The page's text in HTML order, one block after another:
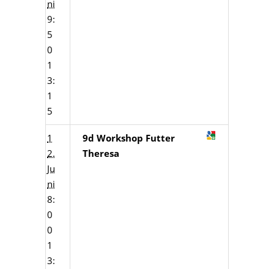
ni
9:
5
0
1
3:
1
5
1
2.
Ju
ni
8:
0
0
1
3:
9d Workshop Futter
Theresa